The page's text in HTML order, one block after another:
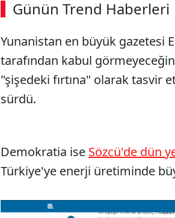
Günün Trend Haberleri
Yunanistan en büyük gazetesi
tarafından kabul
"şişedeki fırtına" olarak tasvir
sürdü.
Demokratia ise Sözcü'de dün
Türkiye'ye enerji üretiminde